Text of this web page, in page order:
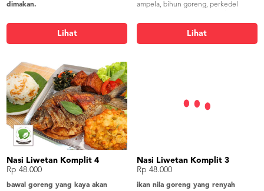
dimakan.
grg/empal/bandeng, telur asin, os.
tmp kikil, tahu bacem, peyek/krupuk
gendar
Lihat
ampela, bihun goreng, perkedel
gendar, sambel
Lihat
Nasi Liwetan Komplit 4
Rp 48.000
bawal goreng yang kaya akan
Nasi Liwetan Komplit 3
Rp 48.000
ikan nila goreng yang renyah